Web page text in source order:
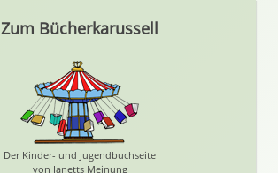
Zum Bücherkarussell
Der Kinder- und Jugendbuchseite
von Janetts Meinung